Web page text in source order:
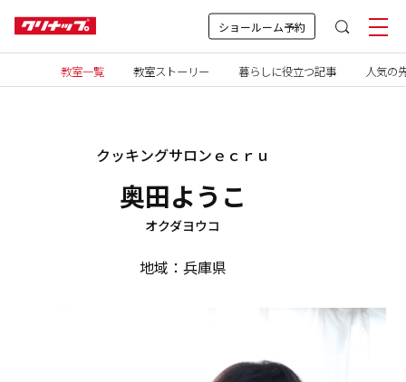
ショールーム予約
教室一覧 教室ストーリー 暮らしに役立つ記事 人気の
クッキングサロンｅｃｒｕ
奥田ようこ
オクダヨウコ
地域：兵庫県